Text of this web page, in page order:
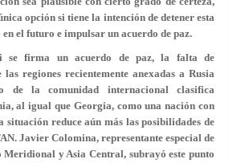
opción si tiene la intención de detener esta
el futuro e impulsar un acuerdo de paz.
se firma un acuerdo de paz, la falta de
regiones recientemente anexadas a Rusia
de la comunidad internacional clasifica
al igual que Georgia, como una nación con
situación reduce aún más las posibilidades de
Javier Colomina, representante especial de
y Asia Central, subrayó este punto